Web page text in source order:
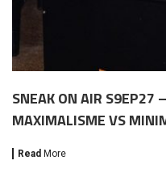
SNEAK ON AIR S9EP27
MAXIMALISME VS
Read More